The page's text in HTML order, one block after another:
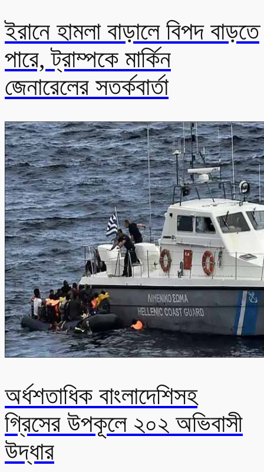
ইরানে হামলা বাড়ালে বিপদ বাড়তে
পারে, ট্রাম্পকে মার্কিন
জেনারেলের সতর্কবার্তা
অর্ধশতাধিক বাংলাদেশিসহ
গ্রিসের উপকূলে ২০২ অভিবাসী
উদ্ধার